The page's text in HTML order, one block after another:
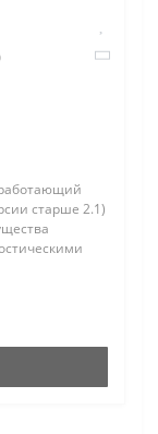
старше 2.1)